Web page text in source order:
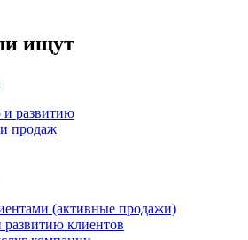
ищут
и развитию
продаж
(активные продажи)
клиентов